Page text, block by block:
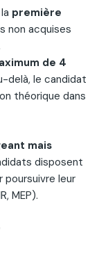
première
non acquises
de 4
delà, le candidat
théorique dans
mais
disposent
leur
MEP).